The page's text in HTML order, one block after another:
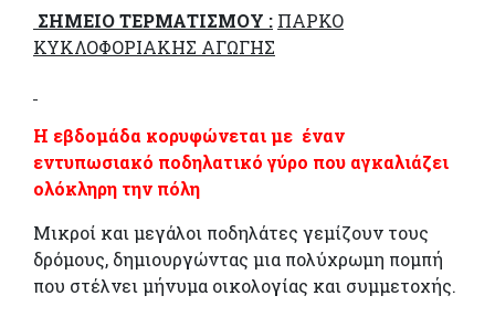
ΣΗΜΕΙΟ ΤΕΡΜΑΤΙΣΜΟΥ : ΠΑΡΚΟ
ΚΥΚΛΟΦΟΡΙΑΚΗΣ ΑΓΩΓΗΣ
Η εβδομάδα κορυφώνεται με έναν
εντυπωσιακό ποδηλατικό γύρο που αγκαλιάζει
ολόκληρη την πόλη
Μικροί και μεγάλοι ποδηλάτες γεμίζουν τους
δρόμους, δημιουργώντας μια πολύχρωμη πομπή
που στέλνει μήνυμα οικολογίας και συμμετοχής.